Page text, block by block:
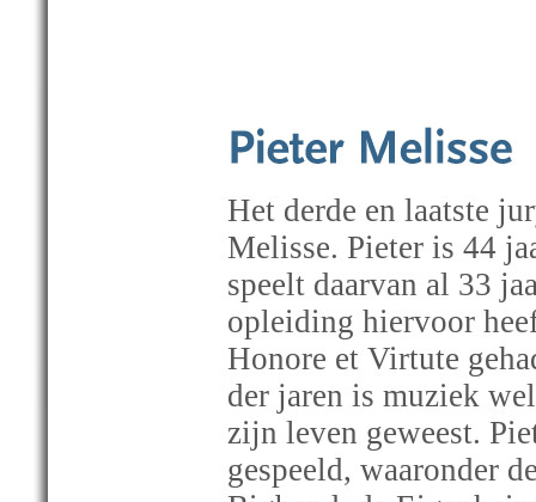
Het derde en laatste
Melisse. Pieter is 44
speelt daarvan al 33
opleiding hiervoor
Honore et Virtute
der jaren is muziek
zijn leven geweest.
gespeeld, waaronder